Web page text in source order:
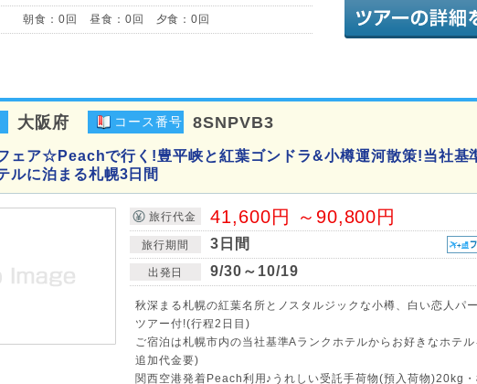
朝食：0回 昼食：0回 夕食：0回
大阪府 コース番号 8SNPVB3
ェア☆Peachで行く!豊平峡と紅葉ゴンドラ&小樽運河散策!当社基
ルに泊まる札幌3日間
旅行代金 41,600円 ～90,800円
旅行期間 3日間
出発日 9/30～10/19
秋深まる札幌の紅葉名所とノスタルジックな小樽、白い恋人パ
ツアー付!(行程2日目)
ご宿泊は札幌市内の当社基準Aランクホテルからお好きなホテル
追加代金要)
関西空港発着Peach利用♪うれしい受託手荷物(預入荷物)20kg